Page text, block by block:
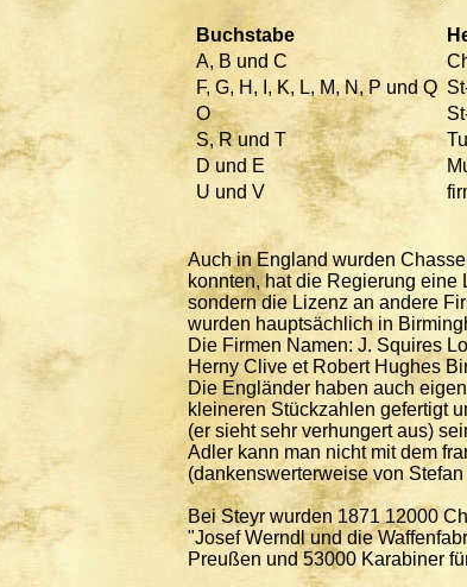
Buchstabe
A, B und C
F, G, H, I, K, L, M, N, P und Q
O
S, R und T
D und E
U und V
Auch in England wurden
konnten, hat die Regierung
sondern die Lizenz an andere
wurden hauptsächlich in
Die Firmen Namen: J. Squires
Herny Clive et Robert Hughes
Die Engländer haben auch
kleineren Stückzahlen gefertigt
(er sieht sehr verhungert aus)
Adler kann man nicht mit dem
(dankenswerterweise von
Bei Steyr wurden 1871 12000
"Josef Werndl und die
Preußen und 53000 Karabiner